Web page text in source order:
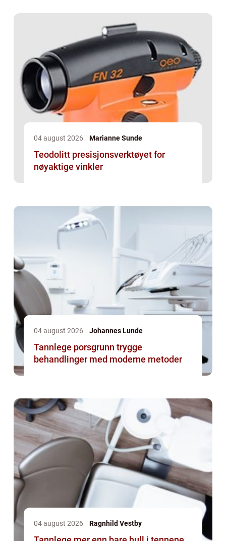
04 august 2026 Marianne Sunde
Teodolitt presisjonsverktøyet for
nøyaktige vinkler
04 august 2026 Johannes Lunde
Tannlege porsgrunn trygge
behandlinger med moderne metoder
04 august 2026 Ragnhild Vestby